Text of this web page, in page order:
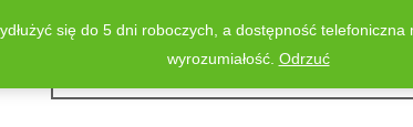
Wyszukiwarka
się do 5 dni roboczych, a dostępność
wyrozumiałość. Odrzuć